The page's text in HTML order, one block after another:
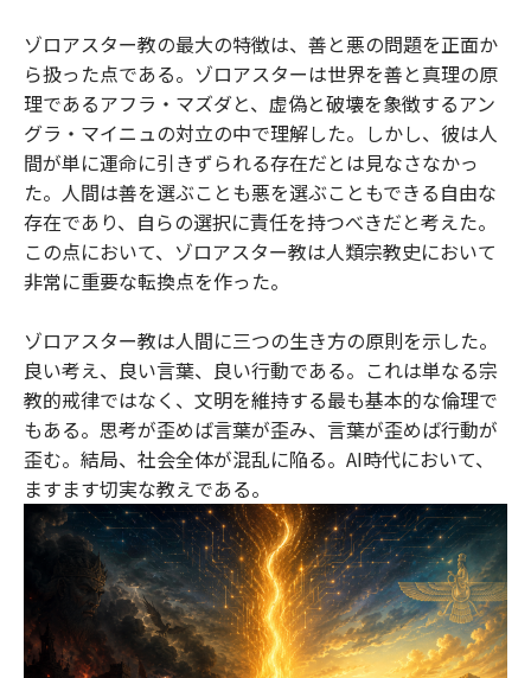
ゾロアスター教の最大の特徴は、善と悪の問題を正面か
ら扱った点である。ゾロアスターは世界を善と真理の原
理であるアフラ・マズダと、虚偽と破壊を象徴するアン
グラ・マイニュの対立の中で理解した。しかし、彼は人
間が単に運命に引きずられる存在だとは見なさなかっ
た。人間は善を選ぶことも悪を選ぶこともできる自由な
存在であり、自らの選択に責任を持つべきだと考えた。
この点において、ゾロアスター教は人類宗教史において
非常に重要な転換点を作った。
ゾロアスター教は人間に三つの生き方の原則を示した。
良い考え、良い言葉、良い行動である。これは単なる宗
教的戒律ではなく、文明を維持する最も基本的な倫理で
もある。思考が歪めば言葉が歪み、言葉が歪めば行動が
歪む。結局、社会全体が混乱に陥る。AI時代において、
ますます切実な教えである。